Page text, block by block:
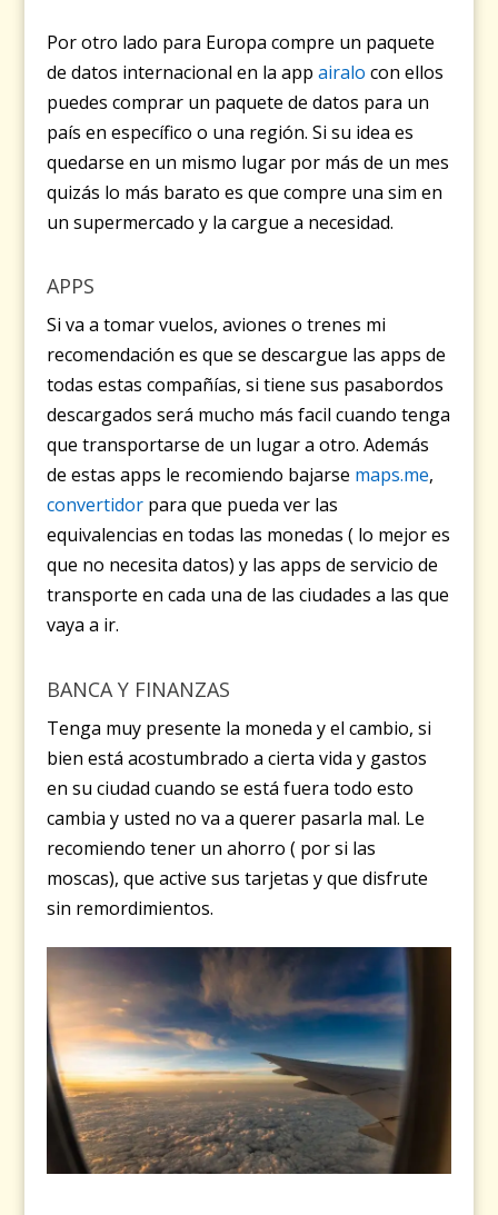
Por otro lado para Europa compre un paquete
de datos internacional en la appairalo con ellos
puedes comprar un paquete de datos para un
país en específico o una región. Si su idea es
quedarse en un mismo lugar por más de un mes
quizás lo más barato es que compre una sim en
un supermercado y la cargue a necesidad.
APPS
Si va a tomar vuelos, aviones o trenes mi
recomendación es que se descargue las apps de
todas estas compañías, si tiene sus pasabordos
descargados será mucho más facil cuando tenga
que transportarse de un lugar a otro. Además
de estas apps le recomiendo bajarse maps.me,
convertidor para que pueda ver las
equivalencias en todas las monedas ( lo mejor es
que no necesita datos) y las apps de servicio de
transporte en cada una de las ciudades a las que
vaya a ir.
BANCA Y FINANZAS
Tenga muy presente la moneda y el cambio, si
bien está acostumbrado a cierta vida y gastos
en su ciudad cuando se está fuera todo esto
cambia y usted no va a querer pasarla mal. Le
recomiendo tener un ahorro ( por si las
moscas), que active sus tarjetas y que disfrute
sin remordimientos.